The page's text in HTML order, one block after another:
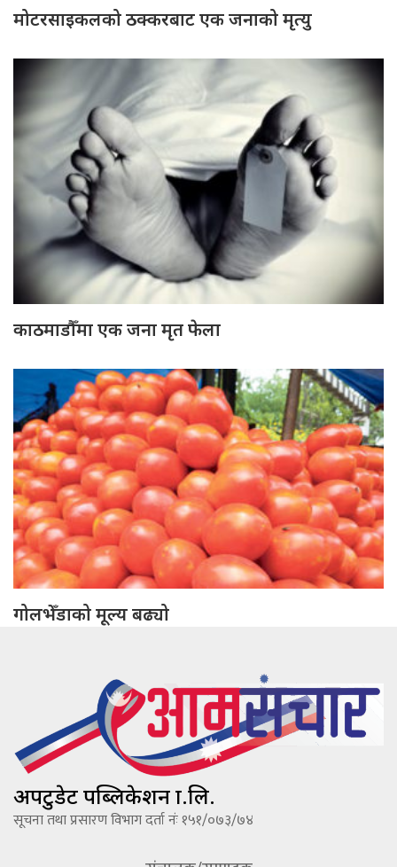
मोटरसाइकलको ठक्करबाट एक जनाको मृत्यु
काठमाडौँमा एक जना मृत फेला
गोलभेँडाको मूल्य बढ्यो
अपटुडेट पब्लिकेशन प्रा.लि.
सूचना तथा प्रसारण विभाग दर्ता नंः १५१/०७३/७४